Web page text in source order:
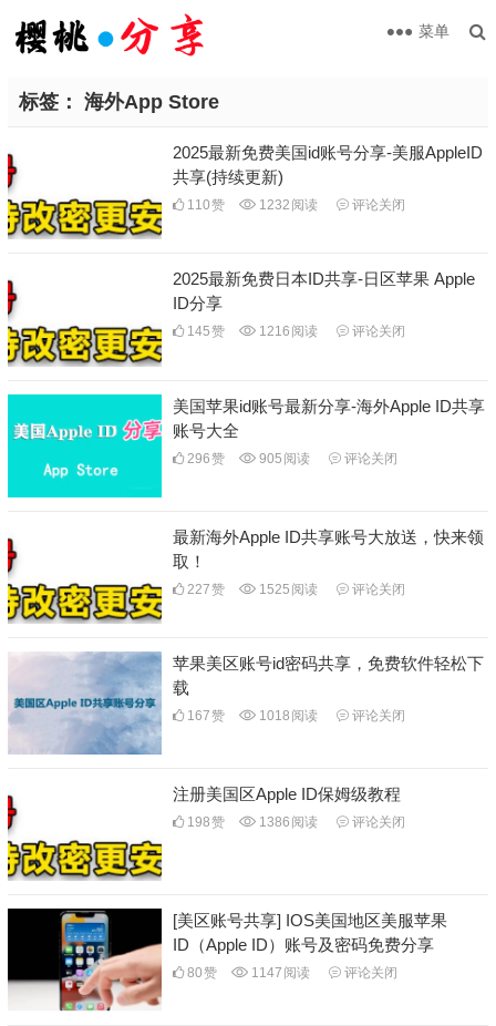
菜单
标签： 海外App Store
2025最新免费美国id账号分享-美服AppleID
共享(持续更新)
110赞 1232 阅读 评论关闭
2025最新免费日本ID共享-日区苹果 Apple
ID分享
145赞 1216 阅读 评论关闭
美国苹果id账号最新分享-海外Apple ID共享
账号大全
296赞 905 阅读 评论关闭
最新海外Apple ID共享账号大放送，快来领
取！
227赞 1525 阅读 评论关闭
苹果美区账号id密码共享，免费软件轻松下
载
167赞 1018 阅读 评论关闭
注册美国区Apple ID保姆级教程
198赞 1386 阅读 评论关闭
[美区账号共享] IOS美国地区美服苹果
ID（Apple ID）账号及密码免费分享
80赞 1147 阅读 评论关闭